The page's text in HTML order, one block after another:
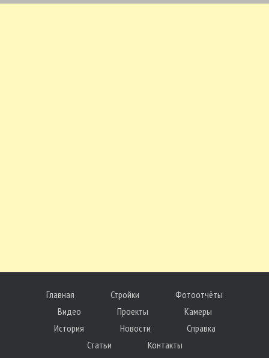
Главная Стройки
Фотоотчёты
Видео
Проекты
Камеры
История
Новости
Справка
Статьи
Контакты